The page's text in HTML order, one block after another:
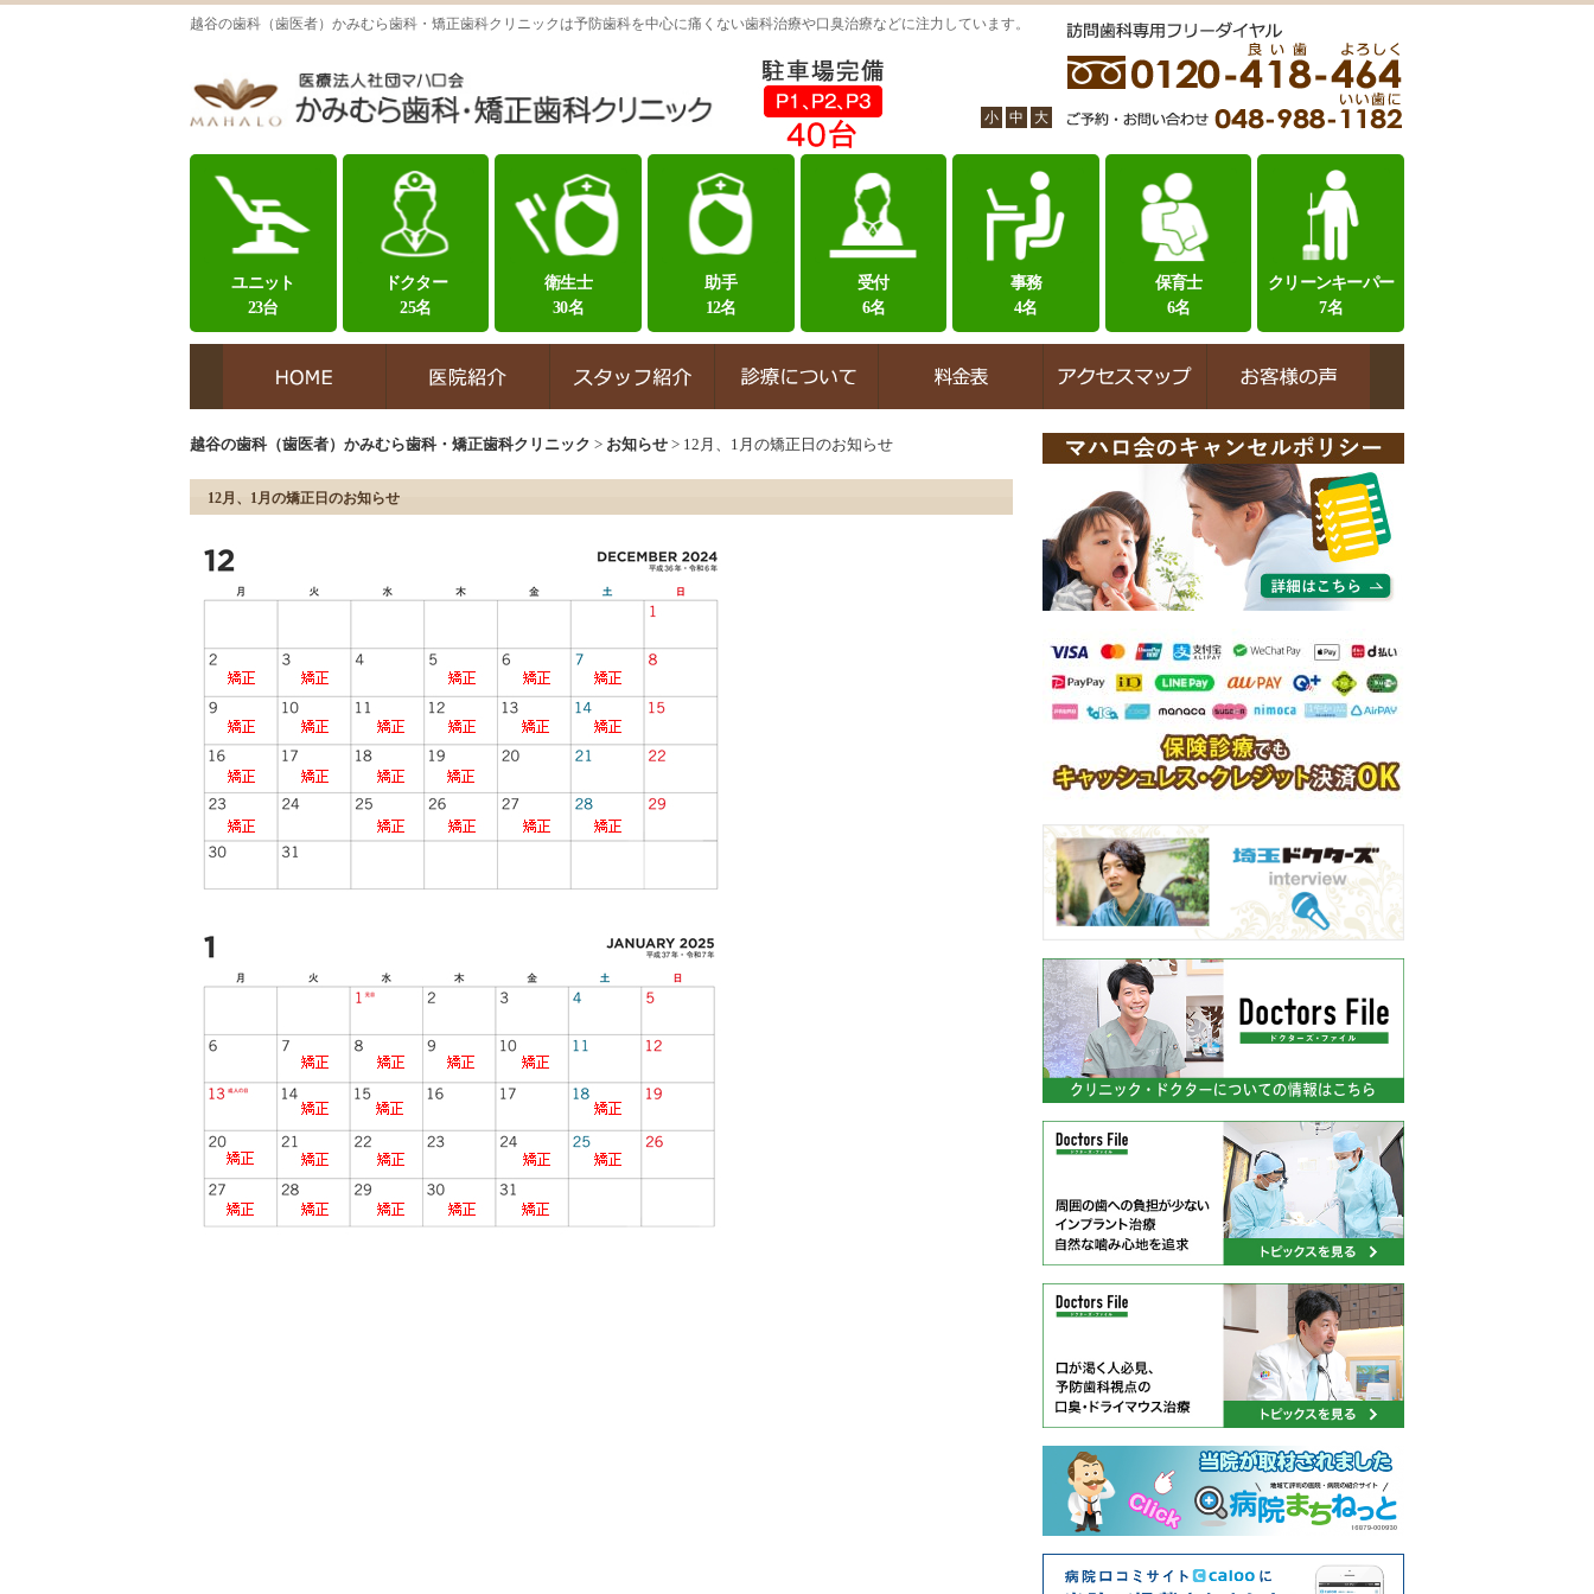
越谷の歯科（歯医者）かみむら歯科・矯正歯科クリニックは予防歯科を中心に痛くない歯科治療や口臭治療などに注力しています。
小 中 大
ユニット
23台
ドクター
25名
衛生士
30名
助手
12名
受付
6名
事務
4名
保育士
6名
クリーンキーパー
7名
越谷の歯科（歯医者）かみむら歯科・矯正歯科クリニック > お知らせ > 12月、1月の矯正日のお知らせ
12月、1月の矯正日のお知らせ